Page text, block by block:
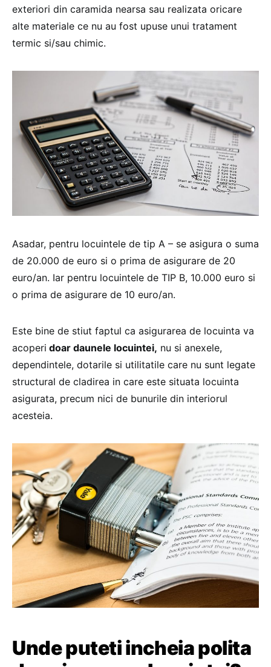
exteriori din caramida nearsa sau realizata oricare
alte materiale ce nu au fost upuse unui tratament
termic si/sau chimic.
Asadar, pentru locuintele de tip A – se asigura o suma
de 20.000 de euro si o prima de asigurare de 20
euro/an. Iar pentru locuintele de TIP B, 10.000 euro si
o prima de asigurare de 10 euro/an.
Este bine de stiut faptul ca asigurarea de locuinta va
acoperi doar daunele locuintei, nu si anexele,
dependintele, dotarile si utilitatile care nu sunt legate
structural de cladirea in care este situata locuinta
asigurata, precum nici de bunurile din interiorul
acesteia.
Unde puteti incheia polita